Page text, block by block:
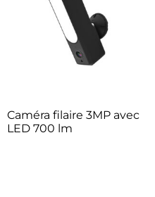
Caméra filaire 3MP avec
LED 700 lm